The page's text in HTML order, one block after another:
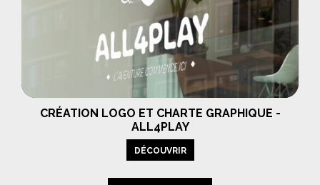
CRÉATION LOGO ET CHARTE GRAPHIQUE -
ALL4PLAY
DÉCOUVRIR